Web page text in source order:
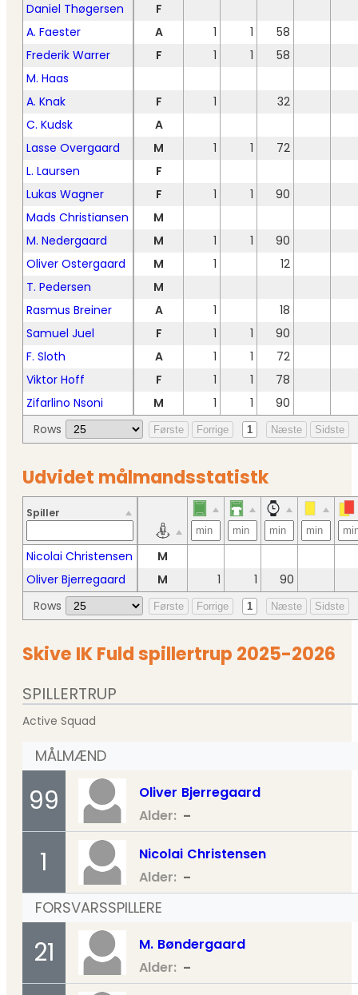
Daniel Thøgersen
F
A. Faester
A 1 1
58
Frederik Warrer
F 1 1
58
M. Haas
A. Knak
F 1
32
C. Kudsk
A
Lasse Overgaard
M 1 1
72
L. Laursen
F
Lukas Wagner
F 1 1
90
Mads Christiansen
M
M. Nedergaard
M 1 1
90
Oliver Ostergaard
M 1
12
T. Pedersen
M
Rasmus Breiner
A 1
18
Samuel Juel
F 1 1
90
F. Sloth
A 1 1
72
Viktor Hoff
F 1 1
78
Zifarlino Nsoni
M 1 1
90
Rows
Første Forrige 1 Næste Sidste
Udvidet målmandsstatistk
Spiller
Nicolai Christensen
M
Oliver Bjerregaard
M 1 1
90
Rows
Første Forrige 1 Næste Sidste
Skive IK Fuld spillertrup 2025-2026
SPILLERTRUP
Active Squad
MÅLMÆND
99 Oliver Bjerregaard
Alder: -
1 Nicolai Christensen
Alder: -
FORSVARSSPILLERE
21 M. Bøndergaard
Alder: -